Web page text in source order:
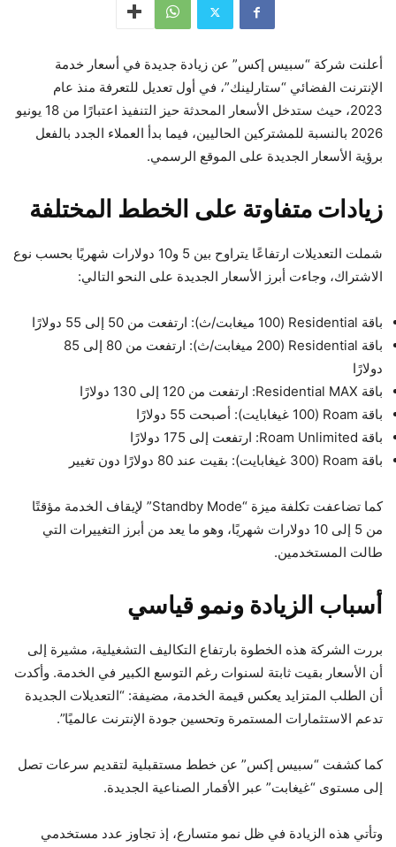
أعلنت شركة “سبيس إكس” عن زيادة جديدة في أسعار خدمة
الإنترنت الفضائي “ستارلينك”، في أول تعديل للتعرفة منذ عام
2023، حيث ستدخل الأسعار المحدثة حيز التنفيذ اعتبارًا من 18 يونيو
2026 بالنسبة للمشتركين الحاليين، فيما بدأ العملاء الجدد بالفعل
برؤية الأسعار الجديدة على الموقع الرسمي.
زيادات متفاوتة على الخطط المختلفة
شملت التعديلات ارتفاعًا يتراوح بين 5 و10 دولارات شهريًا بحسب نوع
الاشتراك، وجاءت أبرز الأسعار الجديدة على النحو التالي:
باقة Residential (100 ميغابت/ث): ارتفعت من 50 إلى 55 دولارًا
باقة Residential (200 ميغابت/ث): ارتفعت من 80 إلى 85
دولارًا
باقة Residential MAX: ارتفعت من 120 إلى 130 دولارًا
باقة Roam (100 غيغابايت): أصبحت 55 دولارًا
باقة Roam Unlimited: ارتفعت إلى 175 دولارًا
باقة Roam (300 غيغابايت): بقيت عند 80 دولارًا دون تغيير
كما تضاعفت تكلفة ميزة “Standby Mode” لإيقاف الخدمة مؤقتًا
من 5 إلى 10 دولارات شهريًا، وهو ما يعد من أبرز التغييرات التي
طالت المستخدمين.
أسباب الزيادة ونمو قياسي
بررت الشركة هذه الخطوة بارتفاع التكاليف التشغيلية، مشيرة إلى
أن الأسعار بقيت ثابتة لسنوات رغم التوسع الكبير في الخدمة. وأكدت
أن الطلب المتزايد يعكس قيمة الخدمة، مضيفة: “التعديلات الجديدة
تدعم الاستثمارات المستمرة وتحسين جودة الإنترنت عالميًا”.
كما كشفت “سبيس إكس” عن خطط مستقبلية لتقديم سرعات تصل
إلى مستوى “غيغابت” عبر الأقمار الصناعية الجديدة.
وتأتي هذه الزيادة في ظل نمو متسارع، إذ تجاوز عدد مستخدمي